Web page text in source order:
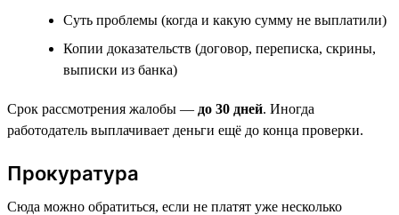
Суть проблемы (когда и какую сумму не выплатили)
Копии доказательств (договор, переписка, скрины,
выписки из банка)
Срок рассмотрения жалобы — до 30 дней. Иногда
работодатель выплачивает деньги ещё до конца проверки.
Прокуратура
Сюда можно обратиться, если не платят уже несколько